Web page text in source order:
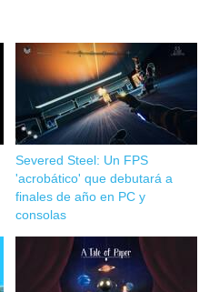
Severed Steel: Un FPS
'acrobático' que debutará a
finales de año en PC y
consolas